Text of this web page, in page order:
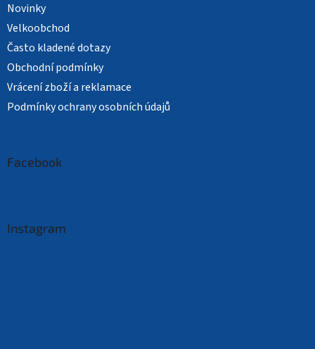
Novinky
Velkoobchod
Často kladené dotazy
Obchodní podmínky
Vrácení zboží a reklamace
Podmínky ochrany osobních údajů
Facebook
Instagram